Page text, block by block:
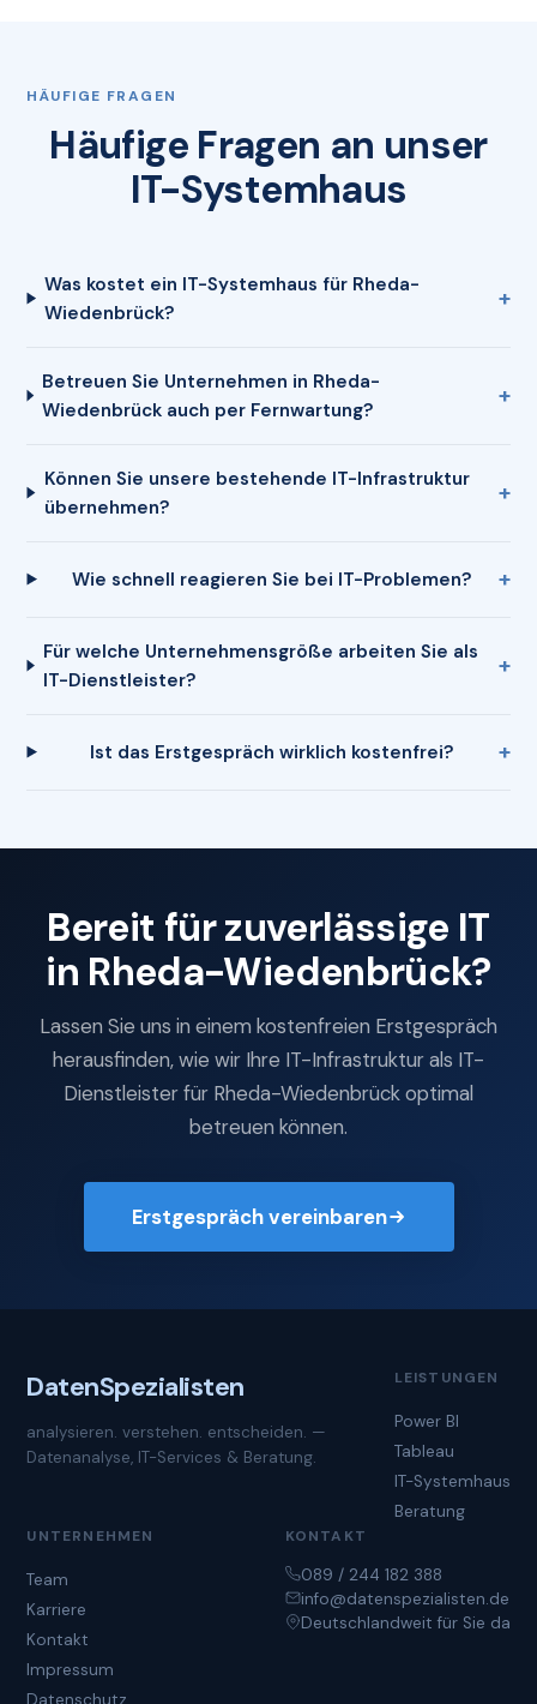
HÄUFIGE FRAGEN
Häufige Fragen an unser
IT-Systemhaus
Was kostet ein IT-Systemhaus für Rheda-
Wiedenbrück?
Betreuen Sie Unternehmen in Rheda-
Wiedenbrück auch per Fernwartung?
Können Sie unsere bestehende IT-Infrastruktur
übernehmen?
Wie schnell reagieren Sie bei IT-Problemen?
Für welche Unternehmensgröße arbeiten Sie als
IT-Dienstleister?
Ist das Erstgespräch wirklich kostenfrei?
Bereit für zuverlässige IT
in Rheda-Wiedenbrück?
Lassen Sie uns in einem kostenfreien Erstgespräch
herausfinden, wie wir Ihre IT-Infrastruktur als IT-
Dienstleister für Rheda-Wiedenbrück optimal
betreuen können.
Erstgespräch vereinbaren
DatenSpezialisten
analysieren. verstehen. entscheiden. —
Datenanalyse, IT-Services & Beratung.
LEISTUNGEN
Power BI
Tableau
IT-Systemhaus
Beratung
UNTERNEHMEN
Team
Karriere
Kontakt
Impressum
Datenschutz
KONTAKT
089 / 244 182 388
info@datenspezialisten.de
Deutschlandweit für Sie da